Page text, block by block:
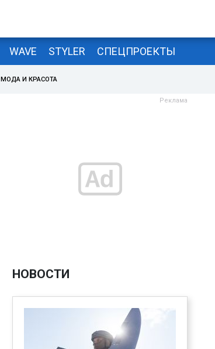
WAVE STYLER СПЕЦПРОЕКТЫ
МОДА И КРАСОТА
НОВОСТИ